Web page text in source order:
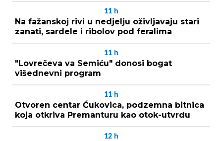
11 h
Na fažanskoj rivi u nedjelju oživljavaju stari
zanati, sardele i ribolov pod feralima
11 h
"Lovrečeva va Semiću" donosi bogat
višednevni program
11 h
Otvoren centar Ćukovica, podzemna bitnica
koja otkriva Premanturu kao otok-utvrdu
12 h